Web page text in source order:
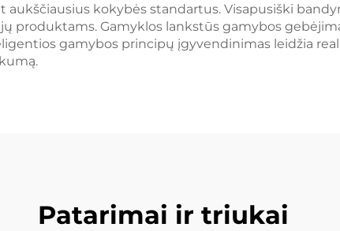
kokybės standartus. Visapusiški
Gamyklos lankstūs gamybos
gamybos principų įgyvendinimas leidžia
Patarimai ir triukai